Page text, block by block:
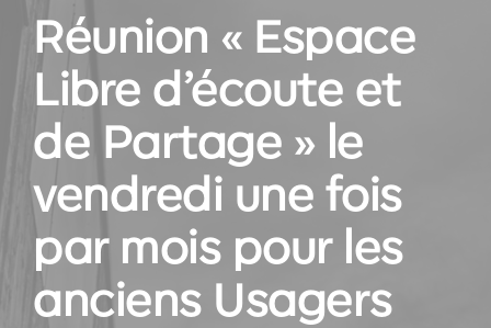
Réunion « Espace
Libre d’écoute et
de Partage » le
vendredi une fois
par mois pour les
anciens Usagers